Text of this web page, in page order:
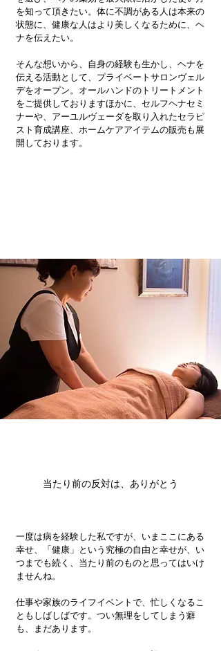
を知って頂きたい。体に不調がある人は本来の
状態に、健康な人はより美しくなるために、ヘ
ナを伝えたい。
そんな想いから、自身の経験も生かし、ヘナを
伝える活動として、プライベートサロンヴェル
デをオープン。オールハンドのトリートメント
をご提供しておりますほかに、セルフヘナセミ
ナーや、アーユルヴェーダを取り入れたセラピ
スト育成講座、ホームケアアイテムの販売も展
開しております。
当たり前の反対は、ありがとう
一度は病を経験した私ですが、いまここにある
幸せ、「健康」という究極の自由と幸せが、い
つまでも続く、当たり前のものと思ってはいけ
ませんね。
仕事や家族のライフイベントで、忙しくなるこ
ともしばしばです。つい無理をしてしまう癖
も、まだあります。